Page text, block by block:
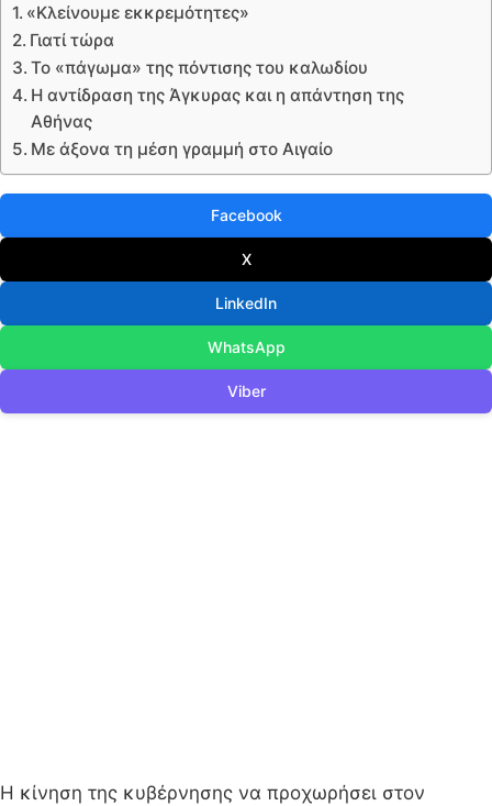
«Κλείνουμε εκκρεμότητες»
Γιατί τώρα
Το «πάγωμα» της πόντισης του καλωδίου
Η αντίδραση της Άγκυρας και η απάντηση της
Αθήνας
Με άξονα τη μέση γραμμή στο Αιγαίο
Facebook
X
LinkedIn
WhatsApp
Viber
Η κίνηση της κυβέρνησης να προχωρήσει στον